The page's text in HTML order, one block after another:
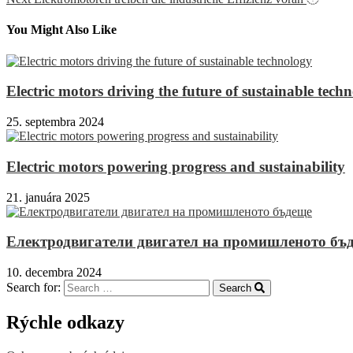
You Might Also Like
Electric motors driving the future of sustainable
25. septembra 2024
Electric motors powering progress and sustainability
21. januára 2025
Електродвигатели двигател на промишленото
10. decembra 2024
Search for:
Search
Rýchle odkazy